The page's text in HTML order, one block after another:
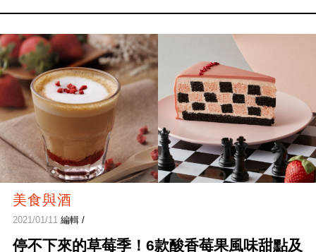
美食與酒
2021/01/11 編輯 /
停不下來的草莓季！6款酸香莓果風味甜點及